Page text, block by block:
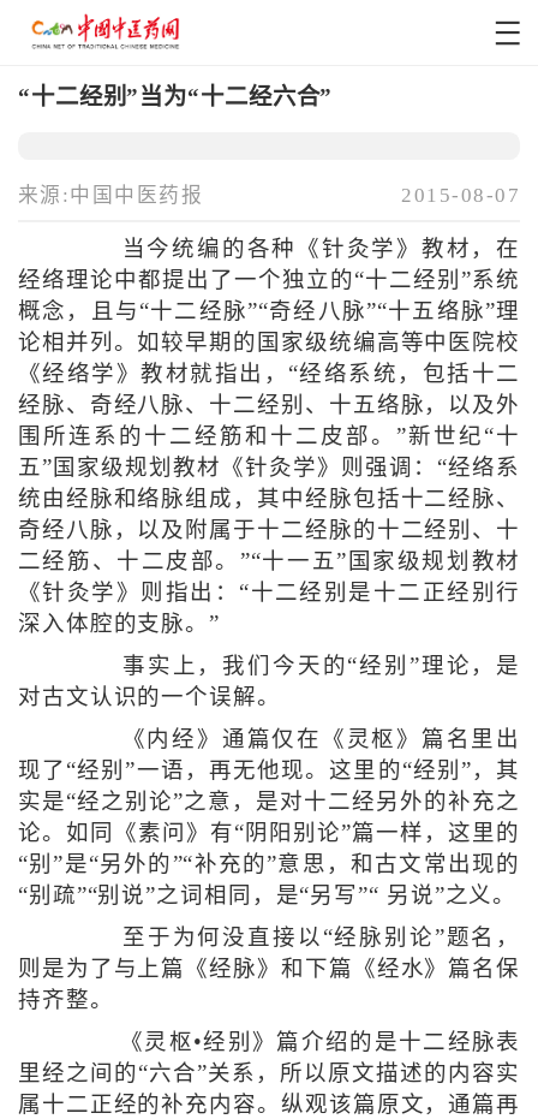
“十二经别”当为“十二经六合”
来源:中国中医药报 2015-08-07
当今统编的各种《针灸学》教材，在
经络理论中都提出了一个独立的“十二经别”系统
概念，且与“十二经脉”“奇经八脉”“十五络脉”理
论相并列。如较早期的国家级统编高等中医院校
《经络学》教材就指出，“经络系统，包括十二
经脉、奇经八脉、十二经别、十五络脉，以及外
围所连系的十二经筋和十二皮部。”新世纪“十
五”国家级规划教材《针灸学》则强调：“经络系
统由经脉和络脉组成，其中经脉包括十二经脉、
奇经八脉，以及附属于十二经脉的十二经别、十
二经筋、十二皮部。”“十一五”国家级规划教材
《针灸学》则指出：“十二经别是十二正经别行
深入体腔的支脉。”
事实上，我们今天的“经别”理论，是
对古文认识的一个误解。
《内经》通篇仅在《灵枢》篇名里出
现了“经别”一语，再无他现。这里的“经别”，其
实是“经之别论”之意，是对十二经另外的补充之
论。如同《素问》有“阴阳别论”篇一样，这里的
“别”是“另外的”“补充的”意思，和古文常出现的
“别疏”“别说”之词相同，是“另写”“ 另说”之义。
至于为何没直接以“经脉别论”题名，
则是为了与上篇《经脉》和下篇《经水》篇名保
持齐整。
《灵枢•经别》篇介绍的是十二经脉表
里经之间的“六合”关系，所以原文描述的内容实
属十二正经的补充内容。纵观该篇原文，通篇再